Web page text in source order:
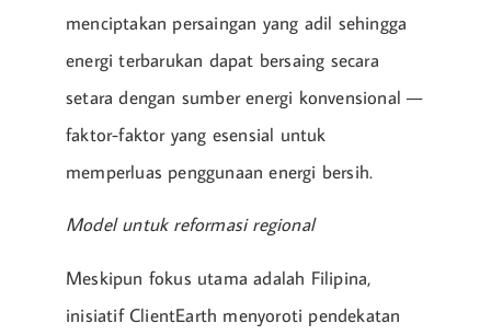
menciptakan persaingan yang adil sehingga
energi terbarukan dapat bersaing secara
setara dengan sumber energi konvensional —
faktor-faktor yang esensial untuk
memperluas penggunaan energi bersih.
Model untuk reformasi regional
Meskipun fokus utama adalah Filipina,
inisiatif ClientEarth menyoroti pendekatan